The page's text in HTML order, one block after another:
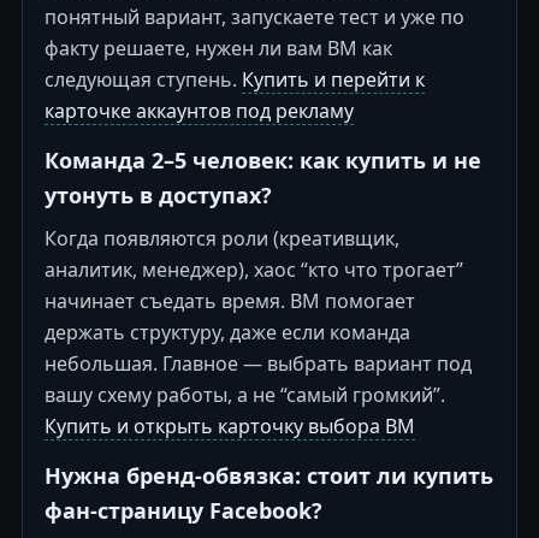
понятный вариант, запускаете тест и уже по
факту решаете, нужен ли вам BM как
следующая ступень. Купить и перейти к
карточке аккаунтов под рекламу
Команда 2–5 человек: как купить и не
утонуть в доступах?
Когда появляются роли (креативщик,
аналитик, менеджер), хаос “кто что трогает”
начинает съедать время. BM помогает
держать структуру, даже если команда
небольшая. Главное — выбрать вариант под
вашу схему работы, а не “самый громкий”.
Купить и открыть карточку выбора BM
Нужна бренд-обвязка: стоит ли купить
фан-страницу Facebook?